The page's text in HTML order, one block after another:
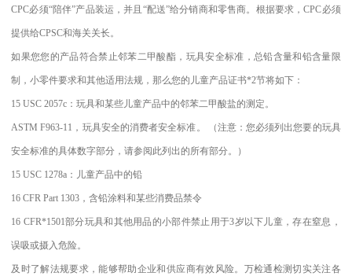
CPC必须“陪伴”产品装运，并且“配送”给分销商和零售商。根据要求，CPC必须
提供给CPSC和海关关长。
如果您您的产品符合禁止邻苯二甲酸酯，玩具安全标准，总铅含量和铅含量限
制，小零件要求和其他适用法规，那么您的儿童产品证书*2节将如下：
15 USC 2057c：玩具和某些儿童产品中的邻苯二甲酸盐的测定。
ASTM F963-11，玩具安全的消费者安全标准。 （注意：您必须列出您要的玩具
安全标准的具体数字部分，请参阅此列出的所有部分。）
15 USC 1278a：儿童产品中的铅
16 CFR Part 1303，含铅涂料和某些消费品禁令
16 CFR*1501部分玩具和其他用品的小部件禁止用于3岁以下儿童，存在窒息，
误吸或摄入危险。
及时了解法规要求，能够帮助企业和供应商有效风险。万检通检测切实关注各